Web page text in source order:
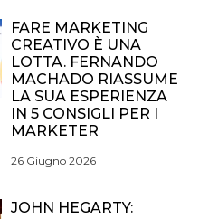
FARE MARKETING
CREATIVO È UNA
LOTTA. FERNANDO
MACHADO RIASSUME
LA SUA ESPERIENZA
IN 5 CONSIGLI PER I
MARKETER
26 Giugno 2026
JOHN HEGARTY: